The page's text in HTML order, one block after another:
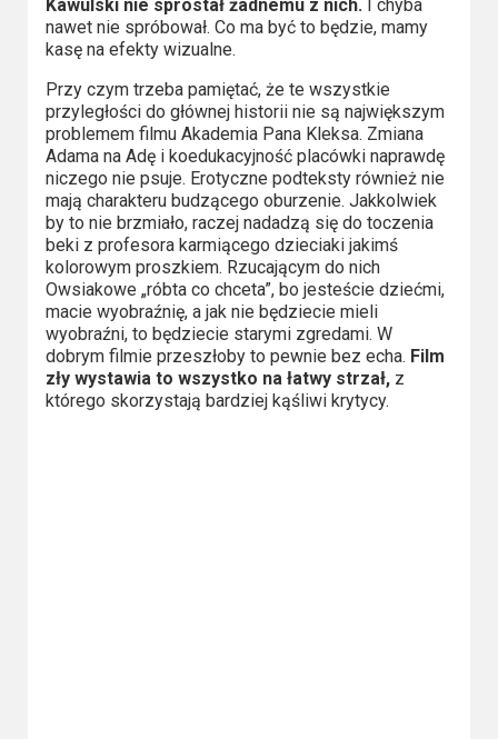
Kawulski nie sprostał żadnemu z nich. I chyba
nawet nie spróbował. Co ma być to będzie, mamy
kasę na efekty wizualne.
Przy czym trzeba pamiętać, że te wszystkie
przyległości do głównej historii nie są największym
problemem filmu Akademia Pana Kleksa. Zmiana
Adama na Adę i koedukacyjność placówki naprawdę
niczego nie psuje. Erotyczne podteksty również nie
mają charakteru budzącego oburzenie. Jakkolwiek
by to nie brzmiało, raczej nadadzą się do toczenia
beki z profesora karmiącego dzieciaki jakimś
kolorowym proszkiem. Rzucającym do nich
Owsiakowe „róbta co chceta”, bo jesteście dziećmi,
macie wyobraźnię, a jak nie będziecie mieli
wyobraźni, to będziecie starymi zgredami. W
dobrym filmie przeszłoby to pewnie bez echa. Film
zły wystawia to wszystko na łatwy strzał,z
którego skorzystają bardziej kąśliwi krytycy.